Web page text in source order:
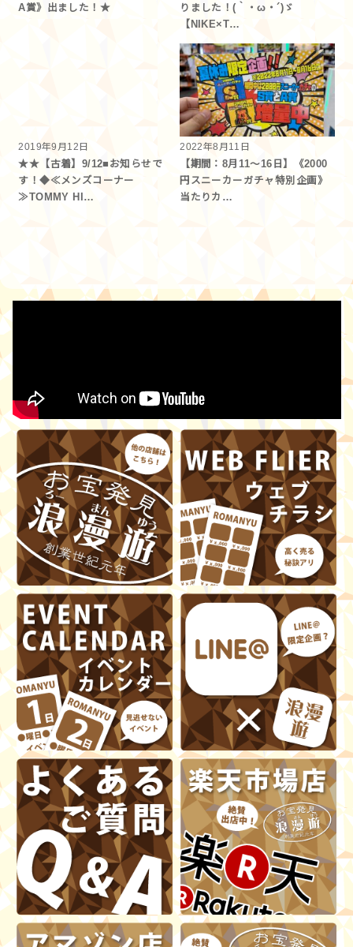
A賞》出ました！★
りました！(｀・ω・´)ゞ
【NIKE×T…
2019年9月12日
★★【古着】9/12■お知らせで
す！◆≪メンズコーナー
≫TOMMY HI…
2022年8月11日
【期間：8月11～16日】《2000
円スニーカーガチャ特別企画》
当たりカ…